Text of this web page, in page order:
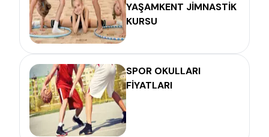
YAŞAMKENT JİMNASTİK
KURSU
SPOR OKULLARI
FİYATLARI